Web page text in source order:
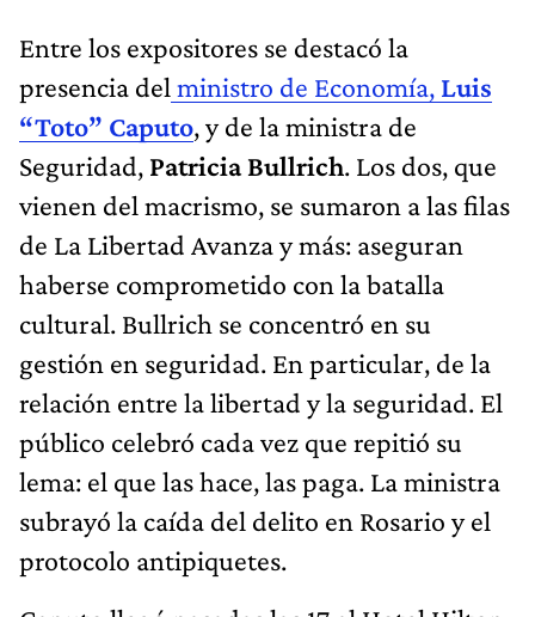
Entre los expositores se destacó la
presencia del ministro de Economía, Luis
“Toto” Caputo, y de la ministra de
Seguridad, Patricia Bullrich. Los dos, que
vienen del macrismo, se sumaron a las filas
de La Libertad Avanza y más: aseguran
haberse comprometido con la batalla
cultural. Bullrich se concentró en su
gestión en seguridad. En particular, de la
relación entre la libertad y la seguridad. El
público celebró cada vez que repitió su
lema: el que las hace, las paga. La ministra
subrayó la caída del delito en Rosario y el
protocolo antipiquetes.